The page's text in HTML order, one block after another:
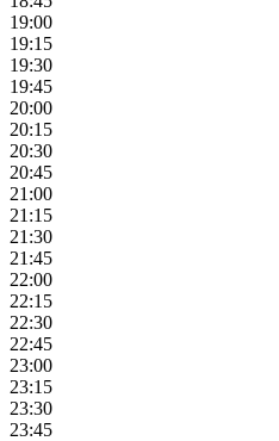
19:00
19:15
19:30
19:45
20:00
20:15
20:30
20:45
21:00
21:15
21:30
21:45
22:00
22:15
22:30
22:45
23:00
23:15
23:30
23:45